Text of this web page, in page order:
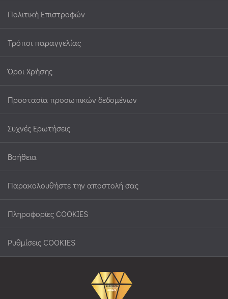
Πολιτική Επιστροφών
Τρόποι παραγγελίας
Όροι Χρήσης
Προστασία προσωπικών δεδομένων
Συχνές Ερωτήσεις
Βοήθεια
Παρακολουθήστε την αποστολή σας
Πληροφορίες COOKIES
Ρυθμίσεις COOKIES